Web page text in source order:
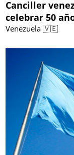
Canciller
celebrar 50
Venezuela 🇻🇪